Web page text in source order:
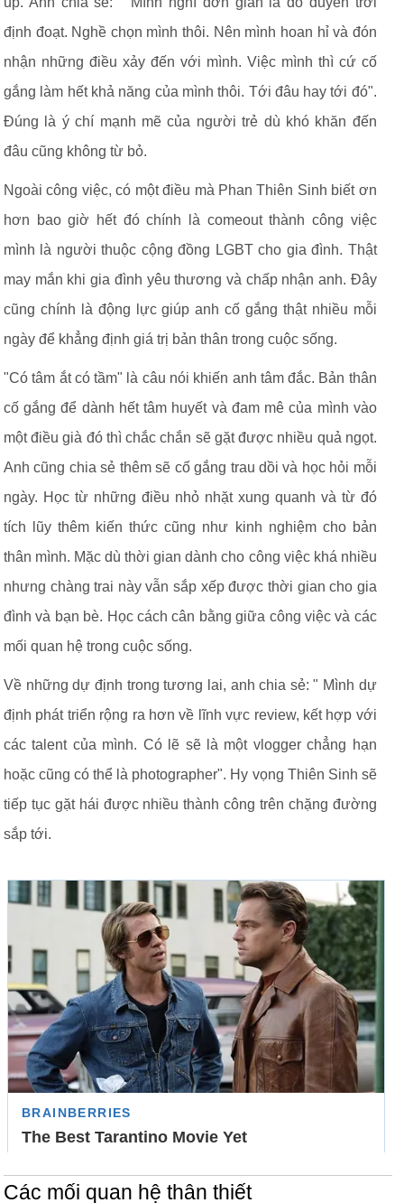
định đoạt. Nghề chọn mình thôi. Nên mình hoan hỉ và đón
nhận những điều xảy đến với mình. Việc mình thì cứ cố
gắng làm hết khả năng của mình thôi. Tới đâu hay tới đó".
Đúng là ý chí mạnh mẽ của người trẻ dù khó khăn đến
đâu cũng không từ bỏ.
Ngoài công việc, có một điều mà Phan Thiên Sinh biết ơn
hơn bao giờ hết đó chính là comeout thành công việc
mình là người thuộc cộng đồng LGBT cho gia đình. Thật
may mắn khi gia đình yêu thương và chấp nhận anh. Đây
cũng chính là động lực giúp anh cố gắng thật nhiều mỗi
ngày để khẳng định giá trị bản thân trong cuộc sống.
"Có tâm ắt có tầm" là câu nói khiến anh tâm đắc. Bản thân
cố gắng để dành hết tâm huyết và đam mê của mình vào
một điều già đó thì chắc chắn sẽ gặt được nhiều quả ngọt.
Anh cũng chia sẻ thêm sẽ cố gắng trau dồi và học hỏi mỗi
ngày. Học từ những điều nhỏ nhặt xung quanh và từ đó
tích lũy thêm kiến thức cũng như kinh nghiệm cho bản
thân mình. Mặc dù thời gian dành cho công việc khá nhiều
nhưng chàng trai này vẫn sắp xếp được thời gian cho gia
đình và bạn bè. Học cách cân bằng giữa công việc và các
mối quan hệ trong cuộc sống.
Về những dự định trong tương lai, anh chia sẻ: " Mình dự
định phát triển rộng ra hơn về lĩnh vực review, kết hợp với
các talent của mình. Có lẽ sẽ là một vlogger chẳng hạn
hoặc cũng có thể là photographer". Hy vọng Thiên Sinh sẽ
tiếp tục gặt hái được nhiều thành công trên chặng đường
sắp tới.
Các mối quan hệ thân thiết